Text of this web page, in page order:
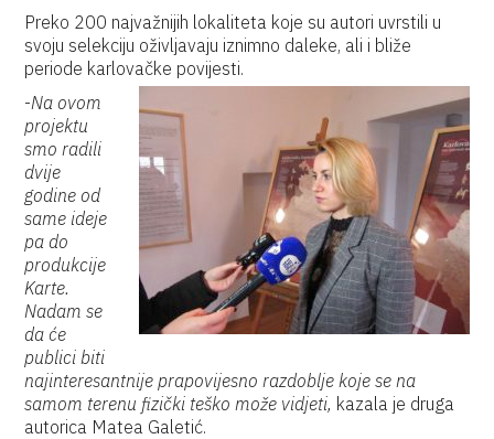
Preko 200 najvažnijih lokaliteta koje su autori uvrstili u
svoju selekciju oživljavaju iznimno daleke, ali i bliže
periode karlovačke povijesti.
-Na ovom
projektu
smo radili
dvije
godine od
same ideje
pa do
produkcije
Karte.
Nadam se
da će
publici biti
najinteresantnije prapovijesno razdoblje koje se na
samom terenu fizički teško može vidjeti, kazala je druga
autorica Matea Galetić.